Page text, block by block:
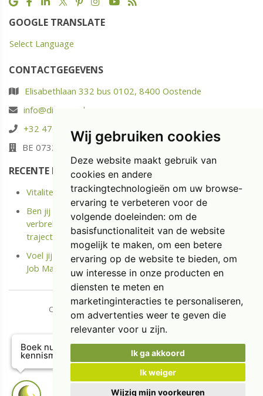
Wij gebruiken cookies
Deze website maakt gebruik van
cookies en andere
trackingtechnologieën om uw browse-
ervaring te verbeteren voor de
volgende doeleinden: om de
basisfunctionaliteit van de website
mogelijk te maken, om een betere
ervaring op de website te bieden, om
uw interesse in onze producten en
diensten te meten en
marketinginteracties te personaliseren,
om advertenties weer te geven die
relevanter voor u zijn.
Ik ga akkoord
Ik weiger
Wijzig mijn voorkeuren
GOOGLE TRANSLATE
Select Language
CONTACTGEGEVENS
Elisabethlaan 332 bus 0102, 8400 Oostende
info@diaspoor.be
+32 476 88 05 37
BE 0732.580.523
RECENTE POSTS
Vitaliteit: energie opladen in plaats van enkel uitrusten
Ben jij langdurige ziek of Kreeg je onlangs een Medische
verbreking? Ontdek het kostenloze Terug naar Werk
traject.
Voel jij je niet meer gemotiveerd op jouw job? Doe de
Job Match Scan
Copyright © 2026 Diaspoor. All rights reserved.
Privacy & Cookies|UP-TO-DATE WebDesign
Boek nu een gratis
kennismakingsgesprek!